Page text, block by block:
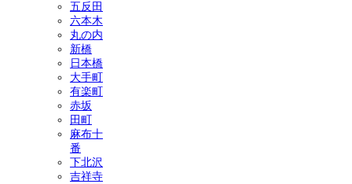
五反田
六本木
丸の内
新橋
日本橋
大手町
有楽町
赤坂
田町
麻布十
番
下北沢
吉祥寺